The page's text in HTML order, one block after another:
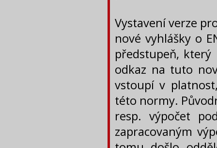
Vystavení verze
nové vyhlášky o
předstupeň,
odkaz na tuto
vstoupí v
této normy.
resp. výpočet
zapracovaným